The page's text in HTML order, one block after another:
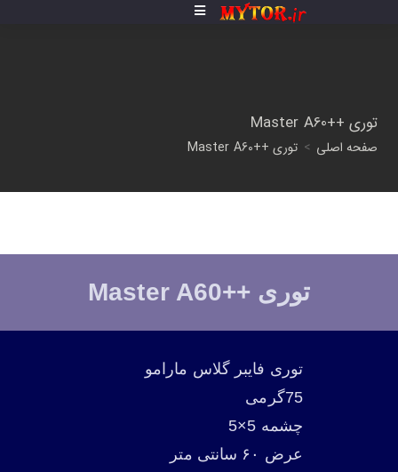
توری ++Master A60
صفحه اصلی > توری ++Master A60
توری ++Master A60
توری فایبر گلاس مارامو
75گرمی
چشمه 5×5
عرض ۶۰ سانتی متر